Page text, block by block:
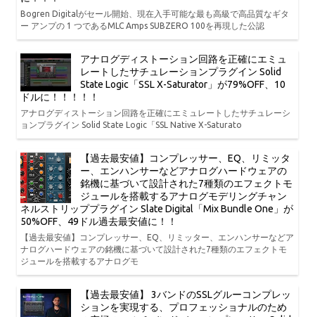
Bogren Digitalがセール開始、現在入手可能な最も高級で高品質なギタ
ー アンプの 1 つであるMLC Amps SUBZERO 100を再現した公認
アナログディストーション回路を正確にエミュ
レートしたサチュレーションプラグイン Solid
State Logic「SSL X-Saturator」が79%OFF、10
ドルに！！！！！
アナログディストーション回路を正確にエミュレートしたサチュレーシ
ョンプラグイン Solid State Logic「SSL Native X-Saturato
【過去最安値】コンプレッサー、EQ、リミッタ
ー、エンハンサーなどアナログハードウェアの
銘機に基づいて設計された7種類のエフェクトモ
ジュールを搭載するアナログモデリングチャン
ネルストリッププラグイン Slate Digital「Mix Bundle One」が
50%OFF、49ドル過去最安値に！！
【過去最安値】コンプレッサー、EQ、リミッター、エンハンサーなどア
ナログハードウェアの銘機に基づいて設計された7種類のエフェクトモ
ジュールを搭載するアナログモ
【過去最安値】 3バンドのSSLグルーコンプレッ
ションを実現する、プロフェッショナルのため